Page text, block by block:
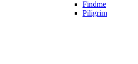
Findme
Piligrim